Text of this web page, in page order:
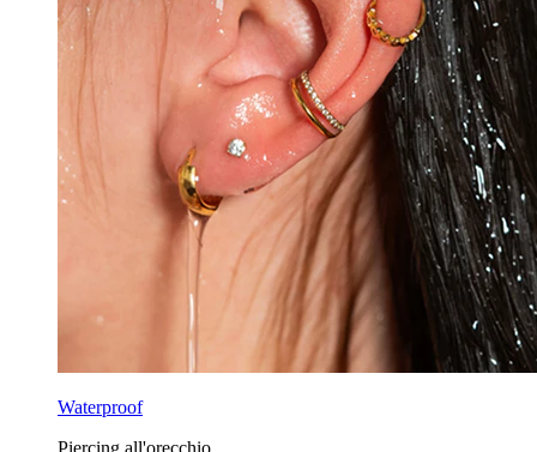
Waterproof
Piercing all'orecchio